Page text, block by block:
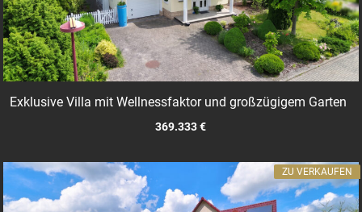
Exklusive Villa mit Wellnessfaktor und großzügigem Garten
369.333 €
ZU VERKAUFEN